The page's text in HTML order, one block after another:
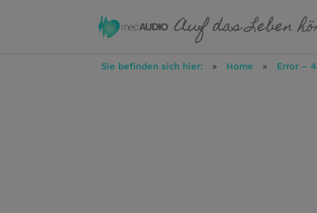
Sie befinden sich hier: » Home » Error –